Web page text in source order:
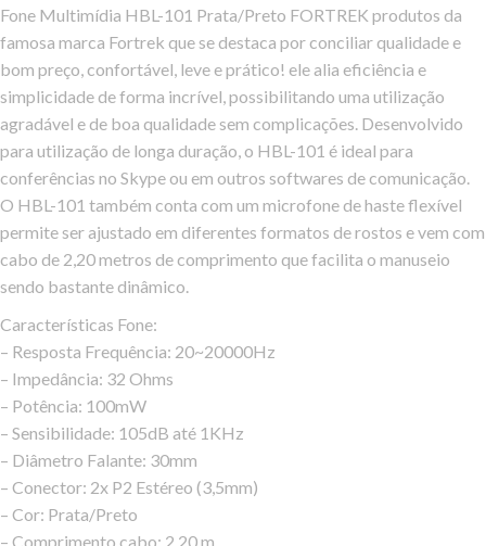
Fone Multimídia HBL-101 Prata/Preto FORTREK produtos da
famosa marca Fortrek que se destaca por conciliar qualidade e
bom preço, confortável, leve e prático! ele alia eficiência e
simplicidade de forma incrível, possibilitando uma utilização
agradável e de boa qualidade sem complicações. Desenvolvido
para utilização de longa duração, o HBL-101 é ideal para
conferências no Skype ou em outros softwares de comunicação.
O HBL-101 também conta com um microfone de haste flexível
permite ser ajustado em diferentes formatos de rostos e vem com
cabo de 2,20 metros de comprimento que facilita o manuseio
sendo bastante dinâmico.
Características Fone:
– Resposta Frequência: 20~20000Hz
– Impedância: 32 Ohms
– Potência: 100mW
– Sensibilidade: 105dB até 1KHz
– Diâmetro Falante: 30mm
– Conector: 2x P2 Estéreo (3,5mm)
– Cor: Prata/Preto
– Comprimento cabo: 2,20 m